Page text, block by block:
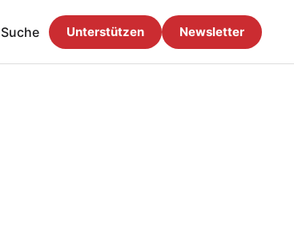
Suche Unterstützen Newsletter